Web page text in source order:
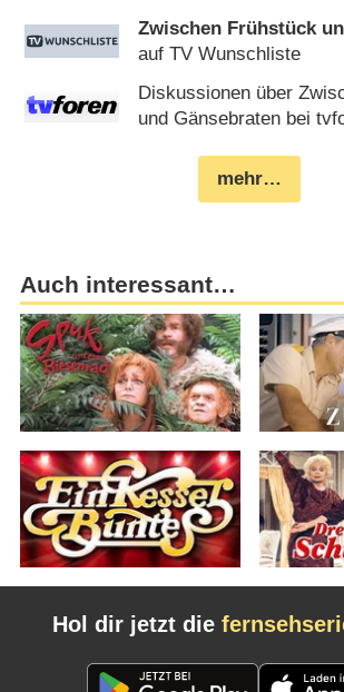
Zwischen Frühstück
auf TV Wunschliste
Diskussionen über
und Gänsebraten bei
mehr…
Auch interessant…
Hol dir jetzt die